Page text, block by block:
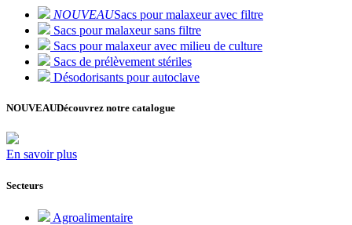
NOUVEAUSacs pour malaxeur avec filtre
Sacs pour malaxeur sans filtre
Sacs pour malaxeur avec milieu de culture
Sacs de prélèvement stériles
Désodorisants pour autoclave
NOUVEAUDécouvrez notre catalogue
En savoir plus
Secteurs
Agroalimentaire